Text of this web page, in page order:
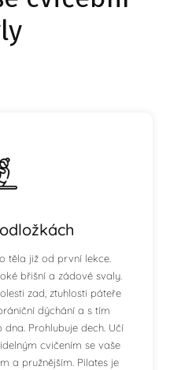
těla již od první lekce.
břišní a zádové svaly.
zad, ztuhlosti páteře
dýchání a s tím
Prohlubuje dech. Učí
cvičením se vaše
a pružnějším. Pilates je